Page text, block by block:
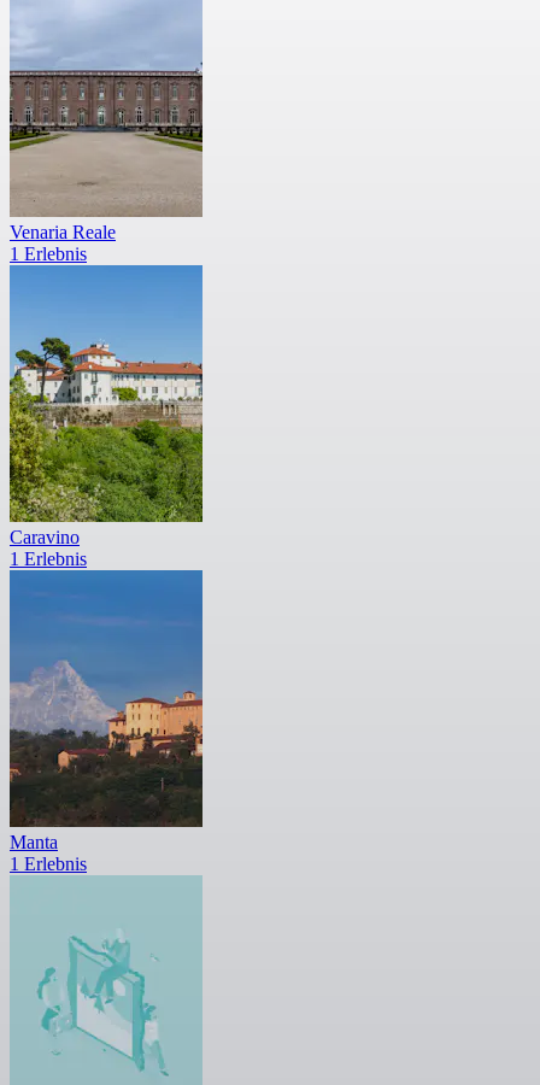
Venaria Reale
1 Erlebnis
Caravino
1 Erlebnis
Manta
1 Erlebnis